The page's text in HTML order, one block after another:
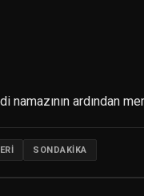
namazının ardından
SONDAKIKA